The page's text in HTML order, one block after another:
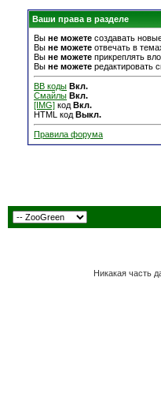
Ваши права в разделе
Вы не можете создавать
Вы не можете отвечать в
Вы не можете прикреплять
Вы не можете редактировать
BB коды Вкл.
Смайлы Вкл.
[IMG] код Вкл.
HTML код Выкл.
Правила форума
Никакая часть